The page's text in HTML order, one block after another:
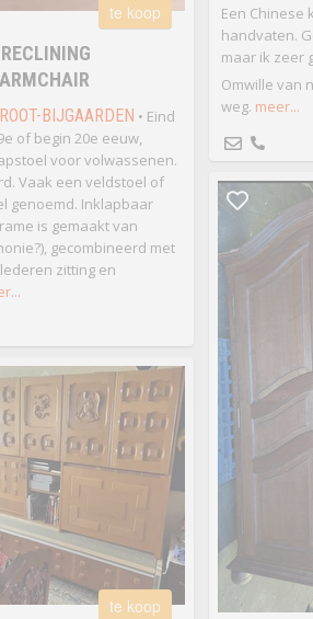
te koop
BIJGAARDEN • Eind
of begin 20e eeuw,
voor volwassenen.
Vaak een veldstoel of
genoemd. Inklapbaar
is gemaakt van
gecombineerd met
zitting en
Een Chinese
handvaten.
maar ik zeer
Omwille van
weg. meer...
te koop